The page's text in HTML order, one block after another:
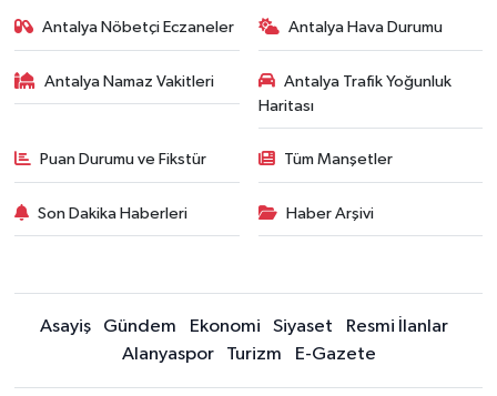
Antalya Nöbetçi Eczaneler Antalya Hava Durumu
Antalya Namaz Vakitleri
Antalya Trafik Yoğunluk
Haritası
Puan Durumu ve Fikstür Tüm Manşetler
Son Dakika Haberleri Haber Arşivi
Asayiş Gündem Ekonomi Siyaset
Resmi İlanlar
Alanyaspor
Turizm E-Gazete